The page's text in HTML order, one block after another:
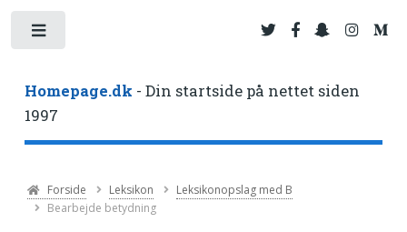
Homepage.dk - Din startside på nettet siden
1997
Forside Leksikon
Leksikonopslag med B
Bearbejde betydning